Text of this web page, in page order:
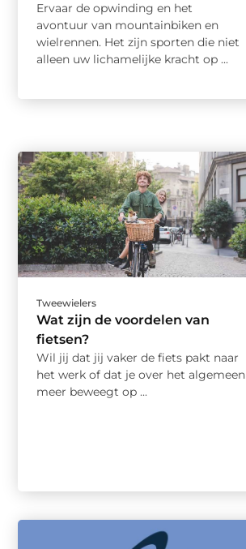
Ervaar de opwinding en het
avontuur van mountainbiken en
wielrennen. Het zijn sporten die niet
alleen uw lichamelijke kracht op ...
Tweewielers
Wat zijn de voordelen van
fietsen?
Wil jij dat jij vaker de fiets pakt naar
het werk of dat je over het algemeen
meer beweegt op ...